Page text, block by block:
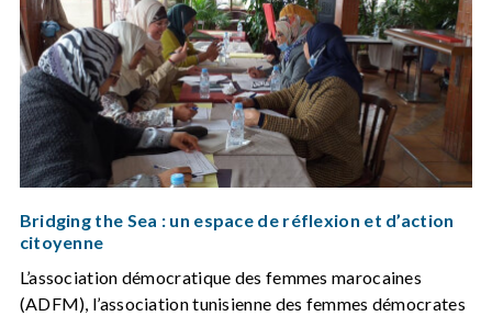
Bridging the Sea : un espace de réflexion et d’action
citoyenne
L’association démocratique des femmes marocaines
(ADFM), l’association tunisienne des femmes démocrates